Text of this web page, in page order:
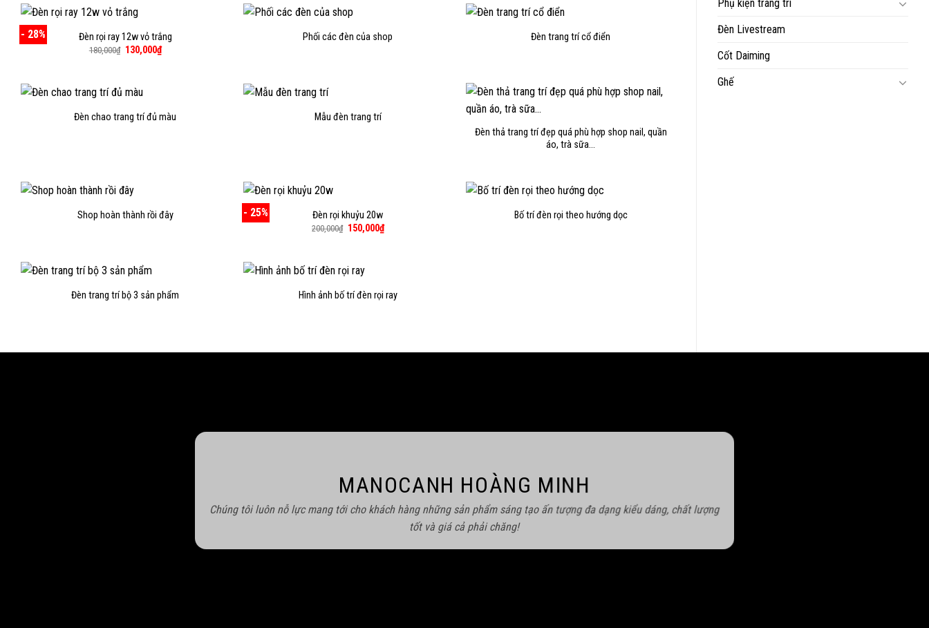
Phụ kiện trang trí
Đèn Livestream
Cốt Daiming
Ghế
- 28% Đèn rọi ray 12w vỏ trắng
180,000₫ Giá
130,000₫Giá
hiện
Phối các đèn của shop Đèn trang trí cổ điển
Đèn chao trang trí đủ màu
Mẫu đèn trang trí
Đèn thả trang trí đẹp quá phù hợp shop nail, quần
áo, trà sữa…
Shop hoàn thành rồi đây - 25% Đèn rọi khuỷu 20w
200,000₫ Giá
150,000₫Giá
hiện
Bố trí đèn rọi theo hướng dọc
Đèn trang trí bộ 3 sản phẩm Hình ảnh bố trí đèn rọi ray
MANOCANH HOÀNG MINH
Chúng tôi luôn nỗ lực mang tới cho khách hàng những sản phẩm sáng tạo ấn tượng đa dạng kiểu dáng, chất lượng
tốt và giá cả phải chăng!